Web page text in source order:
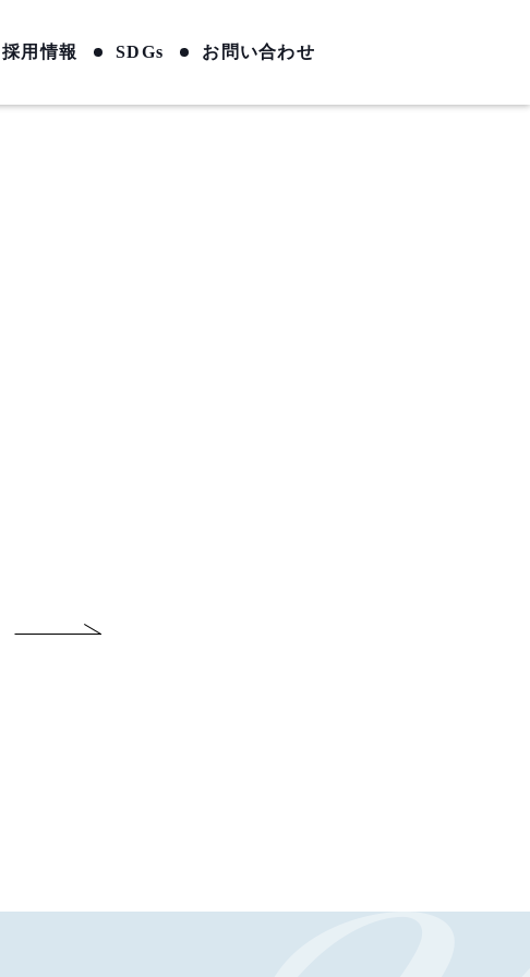
採用情報 SDGs お問い合わせ